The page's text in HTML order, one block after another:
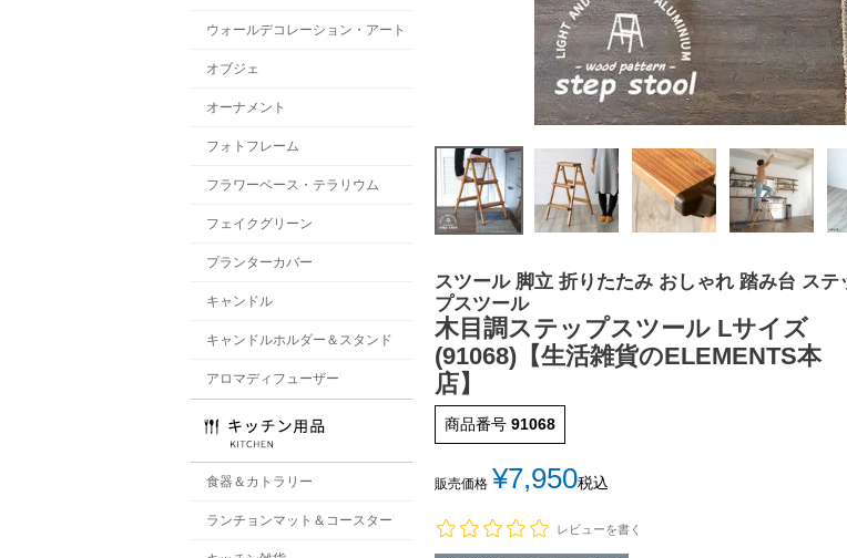
ウォールデコレーション・アート
オブジェ
オーナメント
フォトフレーム
フラワーベース・テラリウム
フェイクグリーン
プランターカバー
キャンドル
キャンドルホルダー＆スタンド
アロマディフューザー
食器＆カトラリー
ランチョンマット＆コースター
スツール 脚立 折りたたみ おしゃれ 踏み台 ステ
プスツール
木目調ステップスツール Lサイズ
(91068)【生活雑貨のELEMENTS本
店】
商品番号 91068
販売価格 ¥7,950税込
レビューを書く